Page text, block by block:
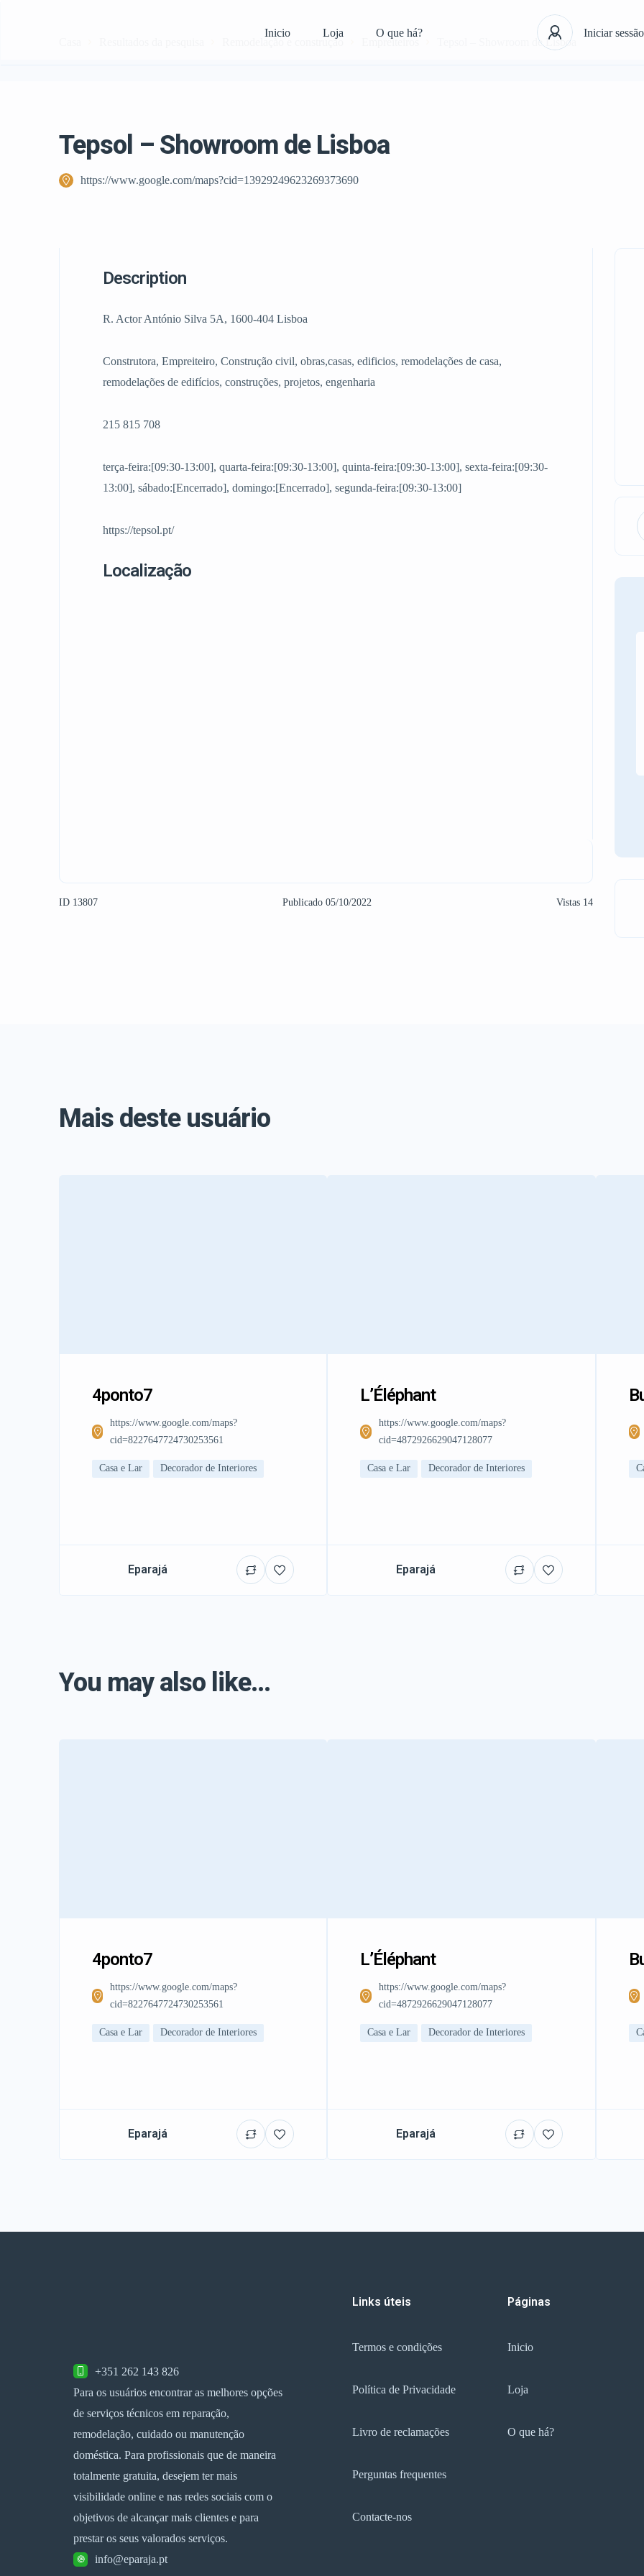
Inicio Loja O que há? Iniciar sessão
Remodelação e construção Empreiteiros Tepsol – Showroom de Lisboa
Tepsol – Showroom de Lisboa
https://www.google.com/maps?cid=13929249623269373690
Description
R. Actor António Silva 5A, 1600-404 Lisboa
Construtora, Empreiteiro, Construção civil, obras,casas, edificios, remodelações de casa,
remodelações de edifícios, construções, projetos, engenharia
215 815 708
terça-feira:[09:30-13:00], quarta-feira:[09:30-13:00], quinta-feira:[09:30-13:00], sexta-feira:[09:30-
13:00], sábado:[Encerrado], domingo:[Encerrado], segunda-feira:[09:30-13:00]
https://tepsol.pt/
Localização
ID 13807 Publicado 05/10/2022 Vistas 14
Mais deste usuário
4ponto7
https://www.google.com/maps?
cid=8227647724730253561
Casa e Lar Decorador de Interiores
Eparajá
L’Éléphant
https://www.google.com/maps?
cid=4872926629047128077
Casa e Lar Decorador de Interiores
Eparajá
You may also like...
4ponto7
https://www.google.com/maps?
cid=8227647724730253561
Casa e Lar Decorador de Interiores
Eparajá
L’Éléphant
https://www.google.com/maps?
cid=4872926629047128077
Casa e Lar Decorador de Interiores
Eparajá
+351 262 143 826
Para os usuários encontrar as melhores opções
de serviços técnicos em reparação,
remodelação, cuidado ou manutenção
doméstica. Para profissionais que de maneira
totalmente gratuita, desejem ter mais
visibilidade online e nas redes sociais com o
objetivos de alcançar mais clientes e para
prestar os seus valorados serviços.
info@eparaja.pt
Links úteis
Termos e condições
Política de Privacidade
Livro de reclamações
Perguntas frequentes
Contacte-nos
Páginas
Inicio
Loja
O que há?